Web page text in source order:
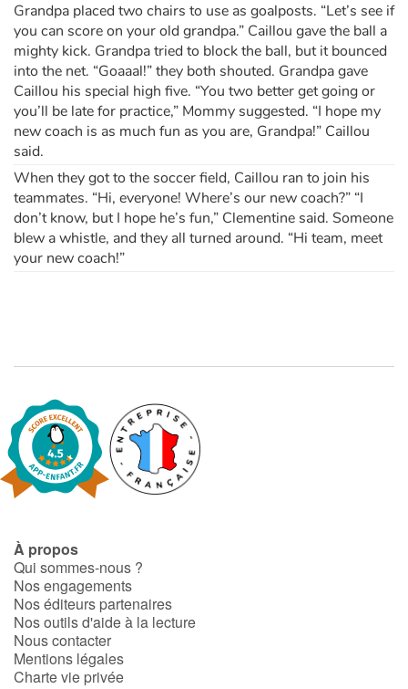
Grandpa placed two chairs to use as goalposts. “Let’s see if
you can score on your old grandpa.” Caillou gave the ball a
mighty kick. Grandpa tried to block the ball, but it bounced
into the net. “Goaaal!” they both shouted. Grandpa gave
Caillou his special high five. “You two better get going or
you’ll be late for practice,” Mommy suggested. “I hope my
new coach is as much fun as you are, Grandpa!” Caillou
said.
When they got to the soccer field, Caillou ran to join his
teammates. “Hi, everyone! Where’s our new coach?” “I
don’t know, but I hope he’s fun,” Clementine said. Someone
blew a whistle, and they all turned around. “Hi team, meet
your new coach!”
À propos
Qui sommes-nous ?
Nos engagements
Nos éditeurs partenaires
Nos outils d'aide à la lecture
Nous contacter
Mentions légales
Charte vie privée